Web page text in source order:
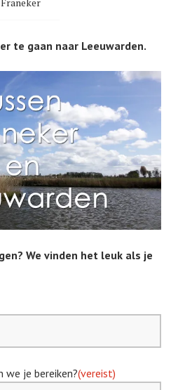
Franeker
te gaan naar Leeuwarden.
We vinden het leuk als je
we je bereiken?(vereist)